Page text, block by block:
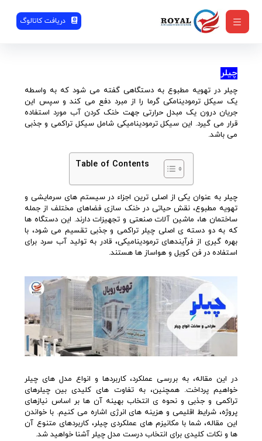
دریافت کاتالوگ
چیلر
چیلر در تهویه مطبوع به دستگاهی گفته می شود که به واسطه
یک سیکل ترمودینامکی گرما را از مبرد دفع می کند و سپس این
جریان درون یک مبدل حرارتی جهت خنک کردن آب مورد استفاده
قرار می گیرد. این سیکل ترمودینامیکی شامل سیکل تراکمی و جذبی
می باشد.
Table of Contents
چیلر به عنوان یکی از اصلی ترین اجزاء در سیستم های سرمایشی و
تهویه مطبوع، نقش حیاتی در خنک سازی فضاهای مختلف از جمله
ساختمان ها، ماشین آلات صنعتی و تجهیزات دارند. این دستگاه ها
که به دو دسته ی اصلی چیلر تراکمی و جذبی تقسیم می شود، با
بهره گیری از فرآیندهای ترمودینامیکی، قادر به تولید آب سرد برای
استفاده در فن کویل و هواساز ها هستند.
در این مقاله، به بررسی عملکرد، کاربردها و انواع مدل های چیلر
خواهیم پرداخت. همچنین، به تفاوت های کلیدی بین چیلرهای
تراکمی و جذبی و نحوه ی انتخاب بهینه آن ها بر اساس نیازهای
پروژه، شرایط اقلیمی و هزینه های انرژی اشاره می کنیم. با خواندن
این مقاله، شما با مکانیزم های عملکردی چیلر، کاربردهای متنوع آن
ها و نکات کلیدی برای انتخاب درست مدل چیلر آشنا خواهید شد.